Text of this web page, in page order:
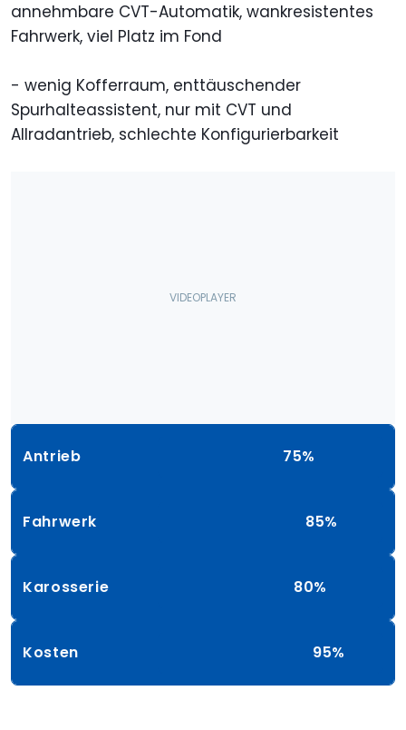
annehmbare CVT-Automatik, wankresistentes
Fahrwerk, viel Platz im Fond
- wenig Kofferraum, enttäuschender
Spurhalteassistent, nur mit CVT und
Allradantrieb, schlechte Konfigurierbarkeit
Antrieb 75%
Fahrwerk 85%
Karosserie 80%
Kosten 95%